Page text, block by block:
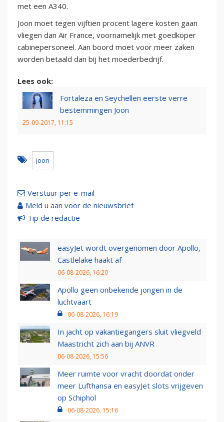
met een A340.
Joon moet tegen vijftien procent lagere kosten gaan
vliegen dan Air France, voornamelijk met goedkoper
cabinepersoneel. Aan boord moet voor meer zaken
worden betaald dan bij het moederbedrijf.
Lees ook:
Fortaleza en Seychellen eerste verre
bestemmingen Joon
25-09-2017, 11:15
joon
Verstuur per e-mail
Meld u aan voor de nieuwsbrief
Tip de redactie
easyJet wordt overgenomen door Apollo,
Castlelake haakt af
06-08-2026, 16:20
Apollo geen onbekende jongen in de
luchtvaart
06-08-2026, 16:19
In jacht op vakantiegangers sluit vliegveld
Maastricht zich aan bij ANVR
06-08-2026, 15:56
Meer ruimte voor vracht doordat onder
meer Lufthansa en easyJet slots vrijgeven
op Schiphol
06-08-2026, 15:16